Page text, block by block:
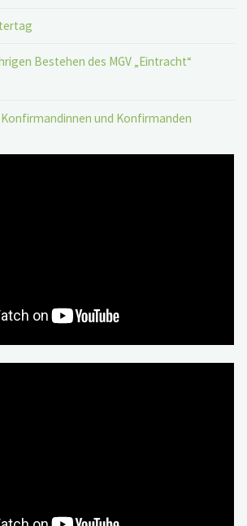
Bestehen des MGV „Eintracht“
und Konfirmanden